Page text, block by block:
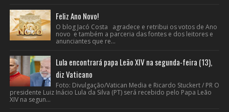
Feliz Ano Novo!
O blog Jacó Costa agradece e retribui os votos de Ano
novo e também a parceria das fontes e dos leitores e
anunciantes que re...
Lula encontrará papa Leão XIV na segunda-feira (13),
diz Vaticano
Foto: Divulgação/Vatican Media e Ricardo Stuckert / PR O
presidente Luiz Inácio Lula da Silva (PT) será recebido pelo Papa Leão
XIV na segun...